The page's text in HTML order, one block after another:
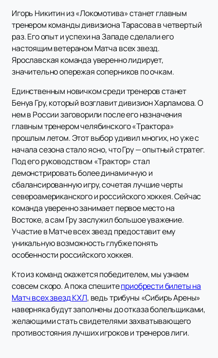
Игорь Никитин из «Локомотива» станет главным
тренером команды дивизиона Тарасова в четвертый
раз. Его опыт и успехи на Западе сделали его
настоящим ветераном Матча всех звезд.
Ярославская команда уверенно лидирует,
значительно опережая соперников по очкам.
Единственным новичком среди тренеров станет
Бенуа Гру, который возглавит дивизион Харламова. О
нем в России заговорили после его назначения
главным тренером челябинского «Трактора»
прошлым летом. Этот выбор удивил многих, но уже с
начала сезона стало ясно, что Гру — опытный стратег.
Под его руководством «Трактор» стал
демонстрировать более динамичную и
сбалансированную игру, сочетая лучшие черты
североамериканского и российского хоккея. Сейчас
команда уверенно занимает первое место на
Востоке, а сам Гру заслужил большое уважение.
Участие в Матче всех звезд предоставит ему
уникальную возможность глубже понять
особенности российского хоккея.
Кто из команд окажется победителем, мы узнаем
совсем скоро. А пока спешитеприобрести билеты на
Матч всех звезд КХЛ, ведь трибуны «Сибирь Арены»
наверняка будут заполнены до отказа болельщиками,
желающими стать свидетелями захватывающего
противостояния лучших игроков и тренеров лиги.